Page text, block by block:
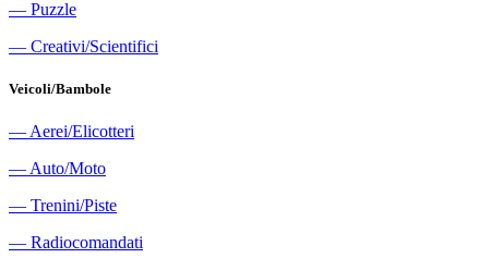
― Puzzle
― Creativi/Scientifici
Veicoli/Bambole
― Aerei/Elicotteri
― Auto/Moto
― Trenini/Piste
― Radiocomandati